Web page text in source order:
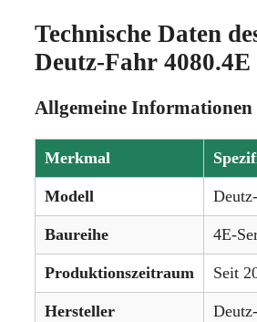
Technische Daten
Deutz-Fahr 4080.4E
Allgemeine Informationen
Merkmal
Modell
Baureihe 4E-
Produktionszeitraum Seit
Hersteller